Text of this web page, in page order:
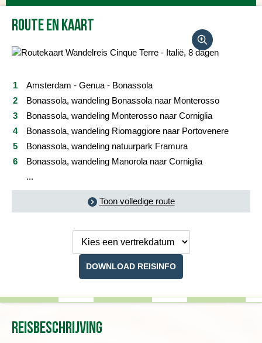
Vertrekdata/prijs
Reviews
Praktische informatie
FAQ
Foto's en video
Reis boeken
Route en kaart
Amsterdam - Genua - Bonassola
Bonassola, wandeling Bonassola naar Monterosso
Bonassola, wandeling Monterosso naar Corniglia
Bonassola, wandeling Riomaggiore naar Portovenere
Bonassola, wandeling natuurpark Framura
Bonassola, wandeling Manorola naar Corniglia
...
Toon volledige route
DOWNLOAD REISINFO
Reisbeschrijving